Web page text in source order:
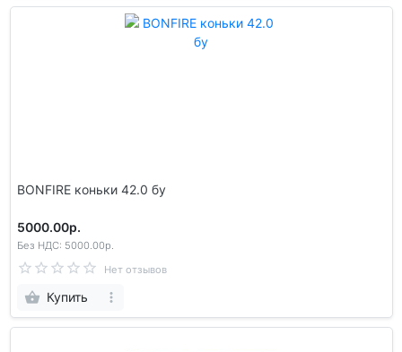
BONFIRE коньки 42.0 бу
5000.00р.
Без НДС: 5000.00р.
Нет отзывов
Купить